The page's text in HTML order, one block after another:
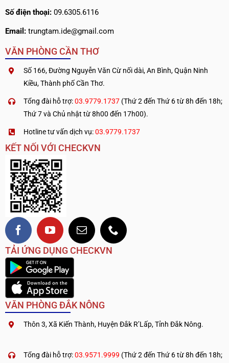
Số điện thoại: 09.6305.6116
Email: trungtam.ide@gmail.com
VĂN PHÒNG CẦN THƠ
Số 166, Đường Nguyễn Văn Cừ nối dài, An Bình, Quận Ninh
Kiều, Thành phố Cần Thơ.
Tổng đài hỗ trợ:03.9779.1737 (Thứ 2 đến Thứ 6 từ 8h đến 18h;
Thứ 7 và Chủ nhật từ 8h00 đến 17h00).
Hotline tư vấn dịch vụ:03.9779.1737
KẾT NỐI VỚI CHECKVN
TẢI ỨNG DỤNG CHECKVN
VĂN PHÒNG ĐẮK NÔNG
Thôn 3, Xã Kiến Thành, Huyện Đắk R’Lấp, Tỉnh Đắk Nông.
Tổng đài hỗ trợ:03.9571.9999 (Thứ 2 đến Thứ 6 từ 8h đến 18h;